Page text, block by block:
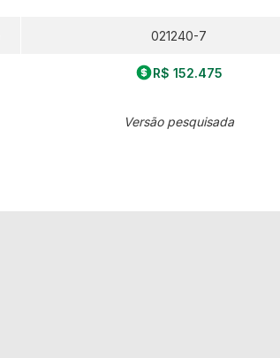
021240-7
R$ 152.475
Versão pesquisada